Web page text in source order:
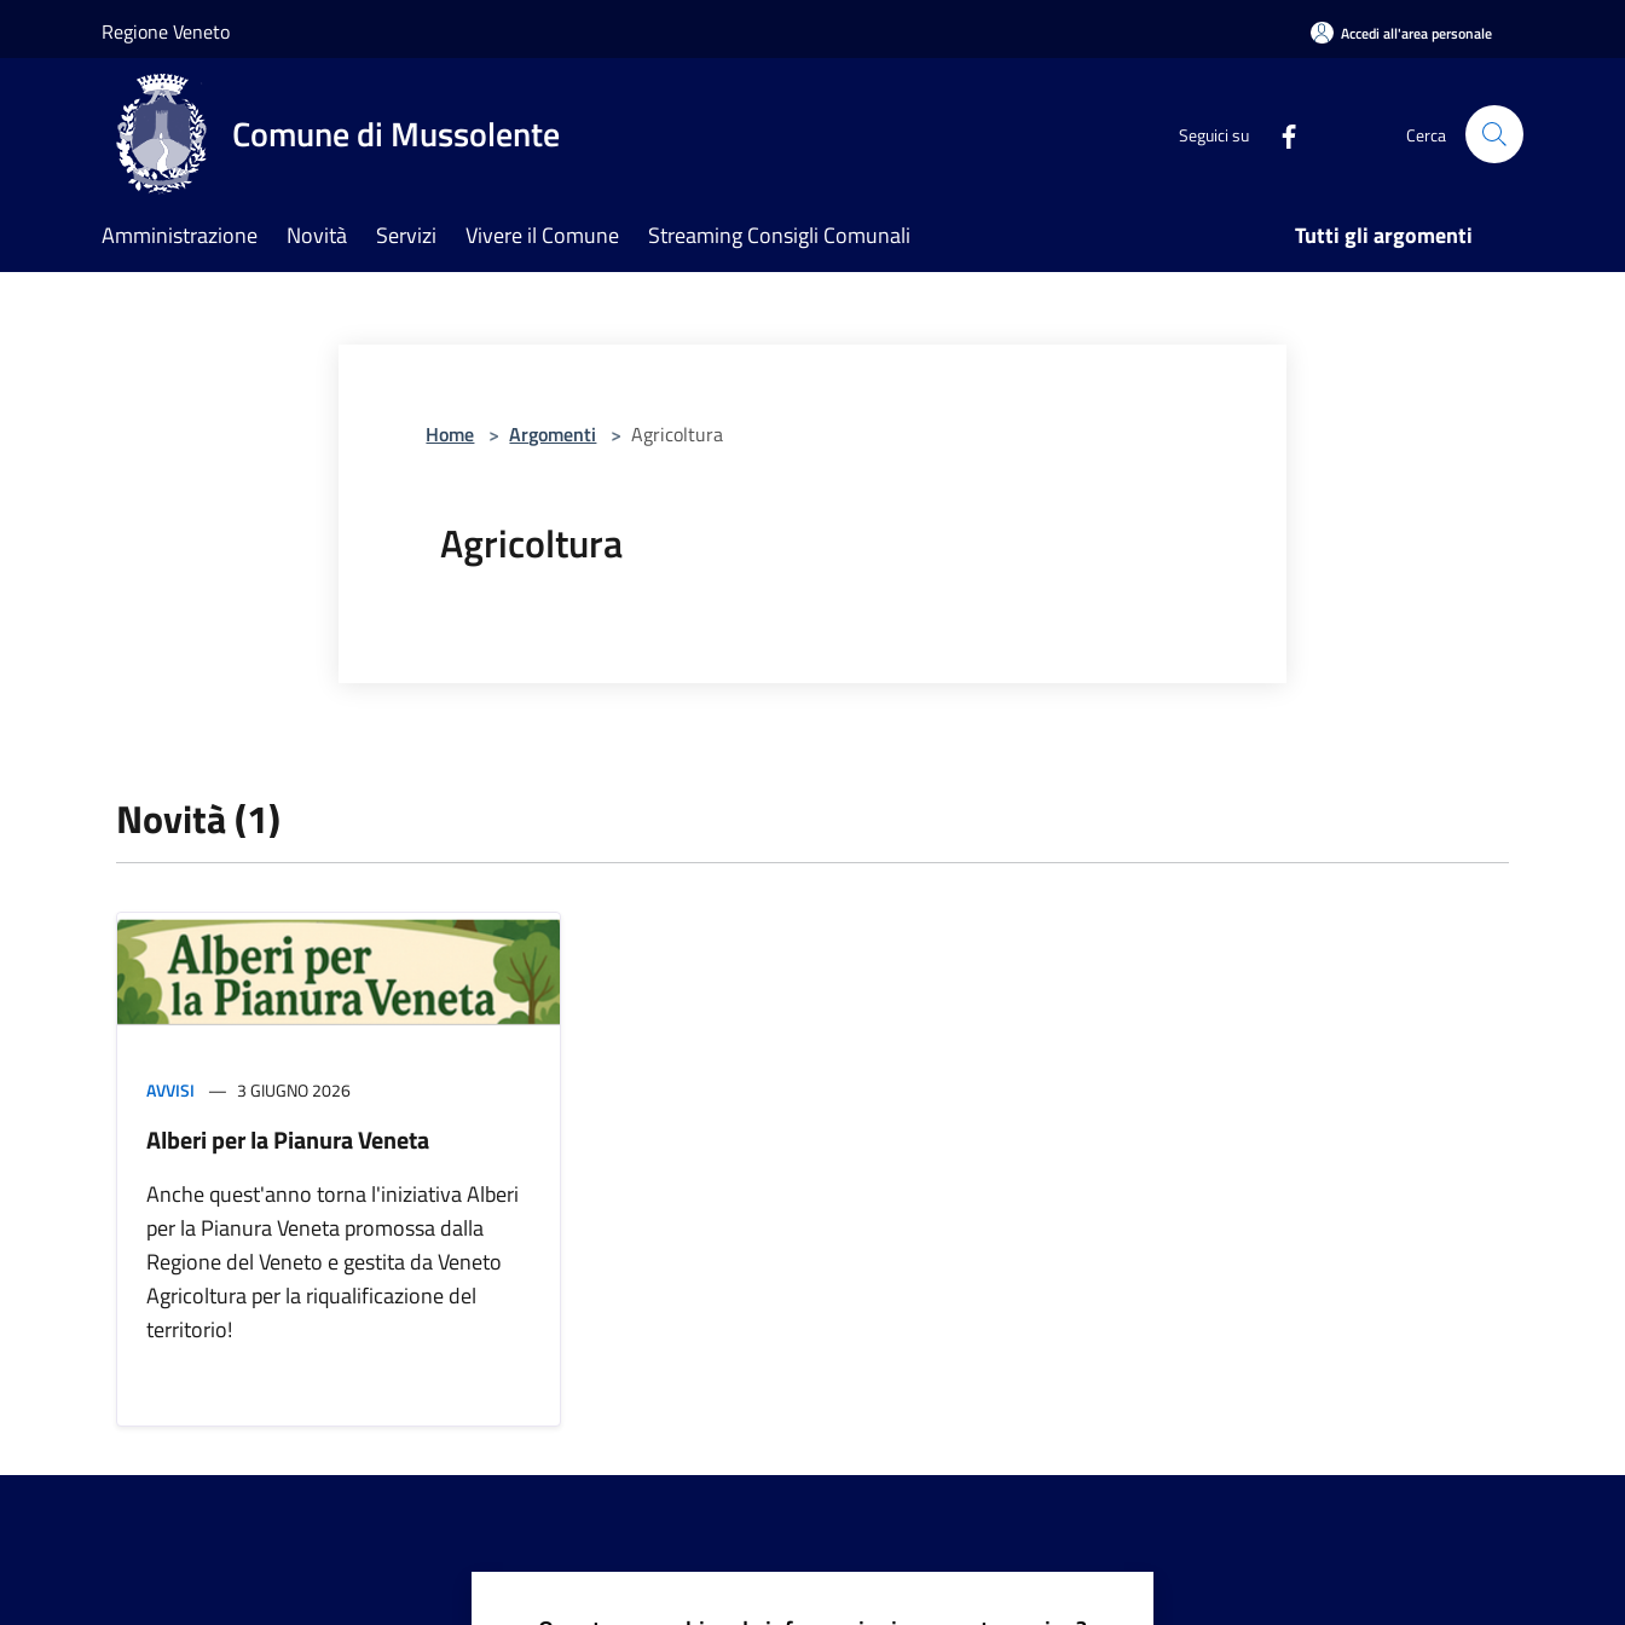
Regione Veneto Accedi all'area personale
Comune di Mussolente Seguici su Cerca
Amministrazione Novità Servizi Vivere il Comune Streaming Consigli Comunali Tutti gli argomenti
Home > Argomenti > Agricoltura
Agricoltura
Novità (1)
AVVISI 3 GIUGNO 2026
Alberi per la Pianura Veneta
Anche quest'anno torna l'iniziativa Alberi
per la Pianura Veneta promossa dalla
Regione del Veneto e gestita da Veneto
Agricoltura per la riqualificazione del
territorio!